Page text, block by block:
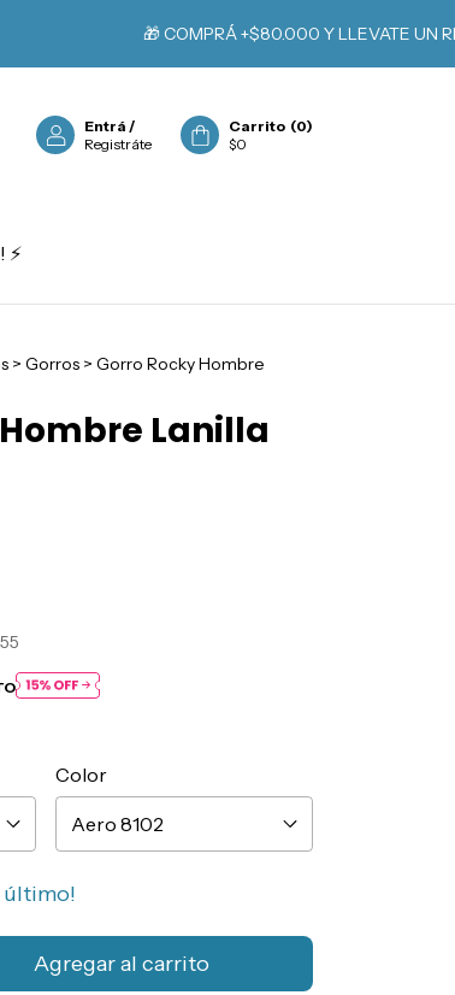
🎁 COMPRÁ +$80.000 Y LLEVATE UN REGALO
Entrá /
Registráte
Carrito (0)
$0
> Gorros > Gorro Rocky Hombre
Lanilla
Color
último!